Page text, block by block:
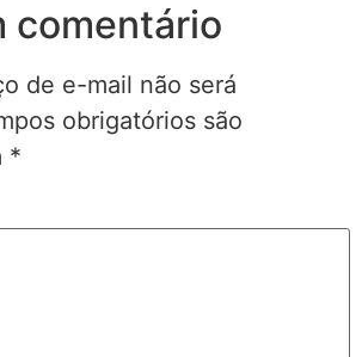
comentário
de e-mail não será
obrigatórios são
*